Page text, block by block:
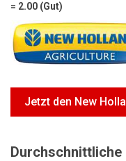
= 2.00 (Gut)
Jetzt den New
Durchschnittliche